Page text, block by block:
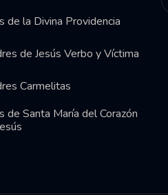
de la Divina Providencia
de Jesús Verbo y Víctima
Carmelitas
de Santa María del Corazón